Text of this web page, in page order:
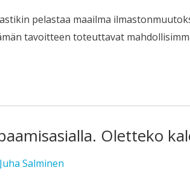
pelastaa maailma
tavoitteen toteuttavat
Oletteko
Juha Salminen